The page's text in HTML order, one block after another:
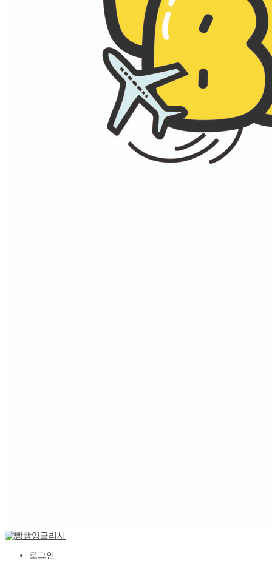
로그인